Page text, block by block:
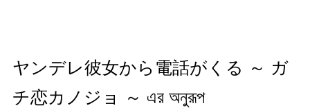
লুকিয়ে থাকা রহস্য এবং গোপনীয়তাগুলি উন্মোচন করতে অন্বেষণ করবে।
বার্তাগুলির অর্থ এবং ইঙ্গিত বোঝাতে এবং গল্পের সত্যতা প্রকাশ করতে
আপনাকে আপনার মস্তিষ্ক ব্যবহার করতে হবে।
ヤンデレ彼女から電話がくる ～ ガ
チ恋カノジョ ～ এর অনুরূপ